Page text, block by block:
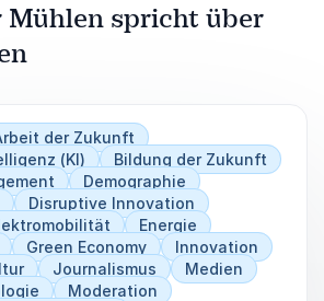
spricht über
der Zukunft
(KI)
Bildung der Zukunft
Demographie
Disruptive Innovation
Energie
Green Economy
Innovation
Journalismus
Medien
Moderation